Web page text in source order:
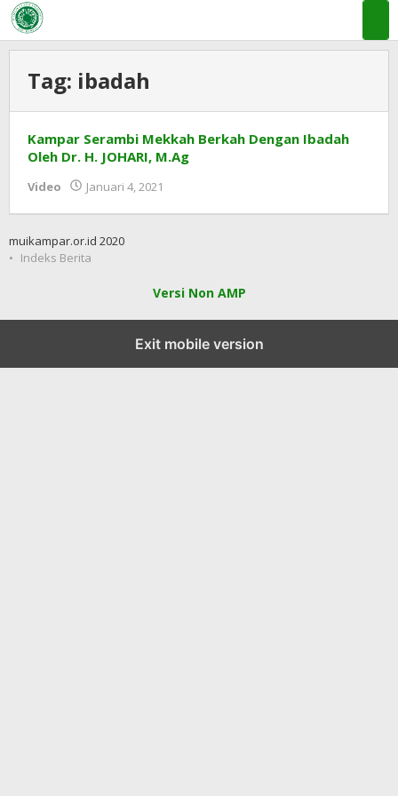
Lewati
ke
konten
Tag: ibadah
Kampar Serambi Mekkah Berkah Dengan Ibadah
Oleh Dr. H. JOHARI, M.Ag
Video Januari 4, 2021
KAB
muikampar.or.id 2020
Indeks Berita
Versi Non AMP
Exit mobile version